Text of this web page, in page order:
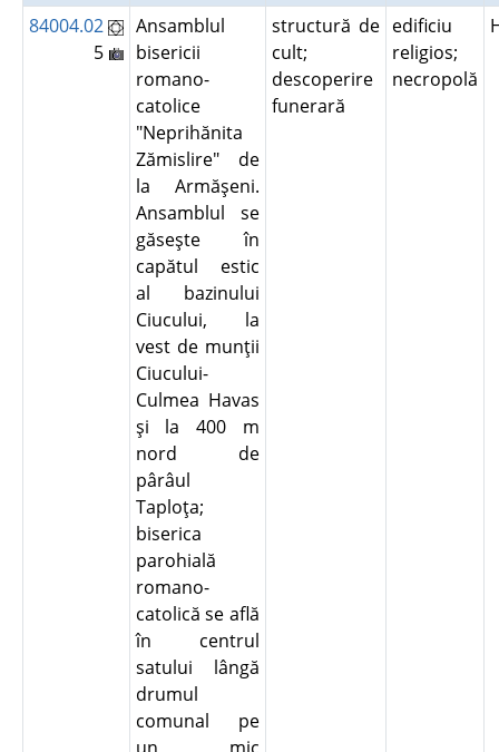
84004.02
5
Ansamblul
bisericii
romano-
catolice
"Neprihănita
Zămislire" de
la Armăşeni.
Ansamblul se
găseşte în
capătul estic
al bazinului
Ciucului, la
vest de munţii
Ciucului-
Culmea Havas
şi la 400 m
nord de
pârâul
Taploţa;
biserica
parohială
romano-
catolică se află
în centrul
satului lângă
drumul
comunal pe
structură de
cult;
descoperire
funerară
edificiu
religios;
necropolă